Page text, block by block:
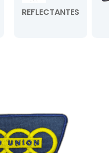
REFLECTANTES